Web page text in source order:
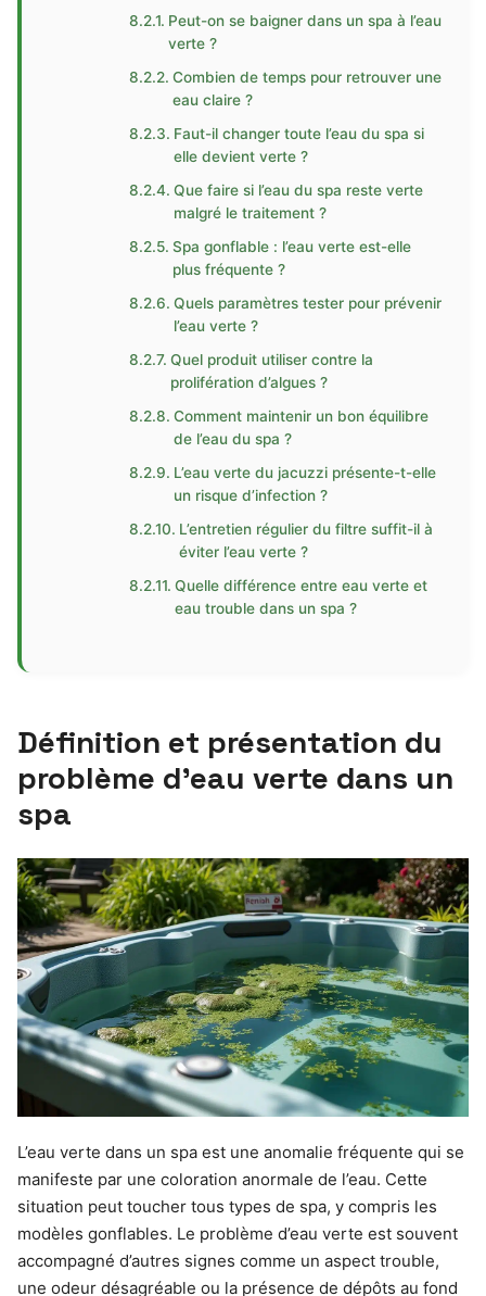
Peut-on se baigner dans un spa à l’eau
verte ?
Combien de temps pour retrouver une
eau claire ?
Faut-il changer toute l’eau du spa si
elle devient verte ?
Que faire si l’eau du spa reste verte
malgré le traitement ?
Spa gonflable : l’eau verte est-elle
plus fréquente ?
Quels paramètres tester pour prévenir
l’eau verte ?
Quel produit utiliser contre la
prolifération d’algues ?
Comment maintenir un bon équilibre
de l’eau du spa ?
L’eau verte du jacuzzi présente-t-elle
un risque d’infection ?
L’entretien régulier du filtre suffit-il à
éviter l’eau verte ?
Quelle différence entre eau verte et
eau trouble dans un spa ?
Définition et présentation du
problème d’eau verte dans un
spa
L’eau verte dans un spa est une anomalie fréquente qui se
manifeste par une coloration anormale de l’eau. Cette
situation peut toucher tous types de spa, y compris les
modèles gonflables. Le problème d’eau verte est souvent
accompagné d’autres signes comme un aspect trouble,
une odeur désagréable ou la présence de dépôts au fond